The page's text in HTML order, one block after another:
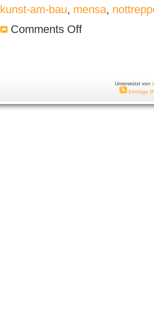
kunst-am-bau, mensa,
Comments Off
Unterstützt von
Einträge